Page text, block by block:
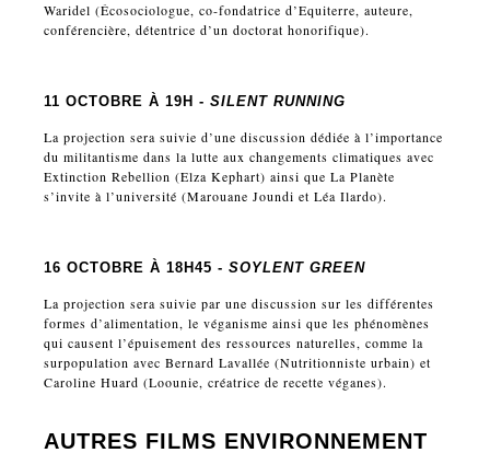
Waridel (Écosociologue, co-fondatrice d’Equiterre, auteure,
conférencière, détentrice d’un doctorat honorifique).
11 OCTOBRE À 19H -SILENT RUNNING
La projection sera suivie d’une discussion dédiée à l’importance
du militantisme dans la lutte aux changements climatiques avec
Extinction Rebellion (Elza Kephart) ainsi que La Planète
s’invite à l’université (Marouane Joundi et Léa Ilardo).
16 OCTOBRE À 18H45 -SOYLENT GREEN
La projection sera suivie par une discussion sur les différentes
formes d’alimentation, le véganisme ainsi que les phénomènes
qui causent l’épuisement des ressources naturelles, comme la
surpopulation avec Bernard Lavallée (Nutritionniste urbain) et
Caroline Huard (Loounie, créatrice de recette véganes).
AUTRES FILMS ENVIRONNEMENT